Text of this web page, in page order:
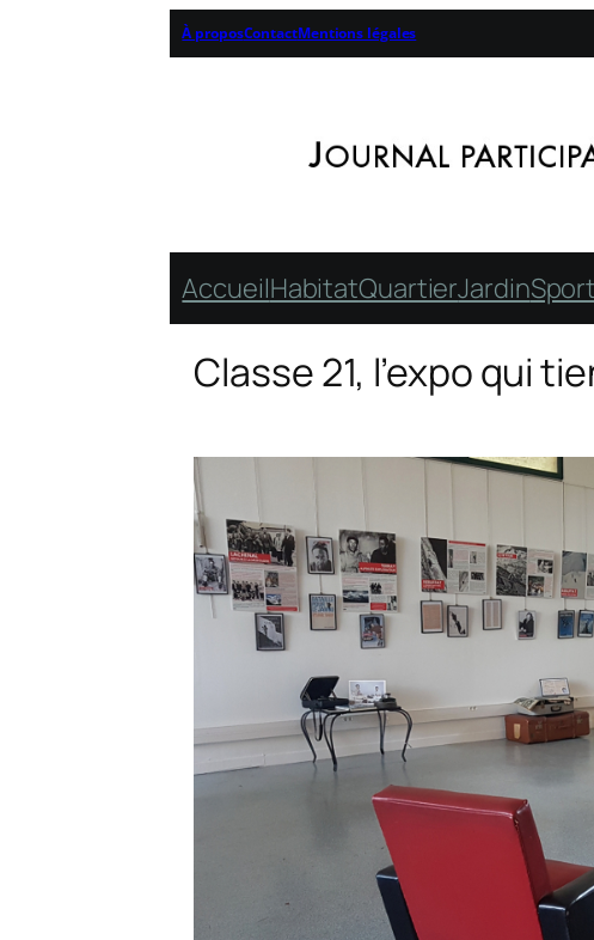
À proposContactMentions légales
AccueilHabitatQuartierJardin
Classe 21, l’expo qui